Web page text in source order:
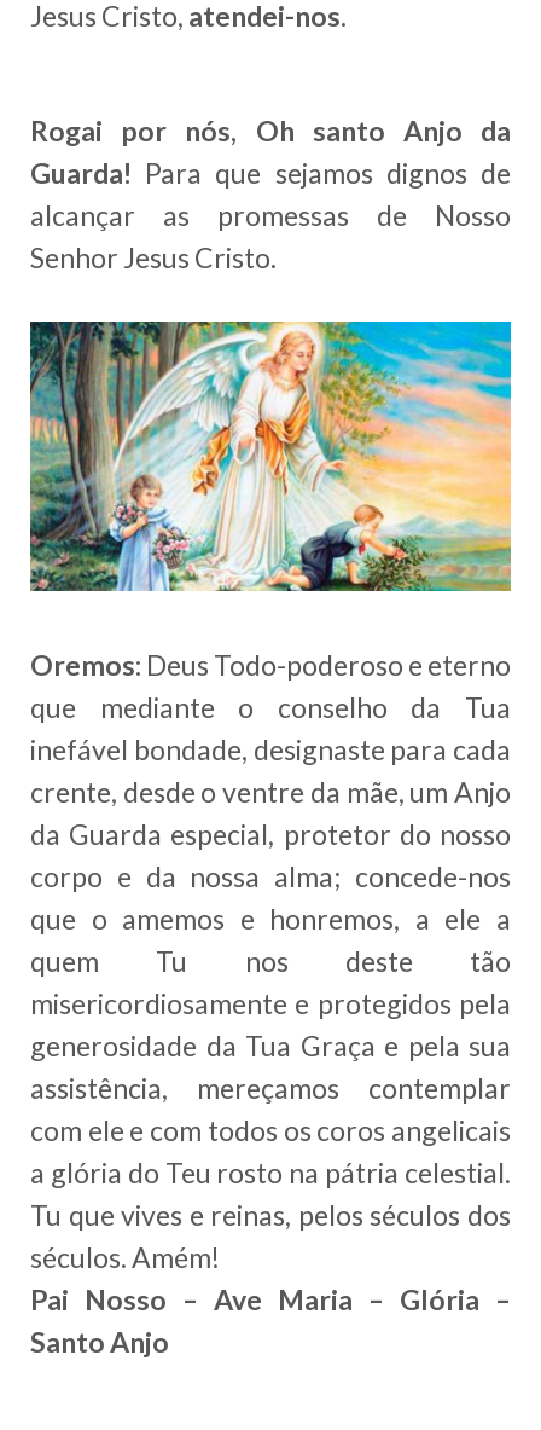
Jesus Cristo, atendei-nos.
Rogai por nós, Oh santo Anjo da
Guarda! Para que sejamos dignos de
alcançar as promessas de Nosso
Senhor Jesus Cristo.
Oremos: Deus Todo-poderoso e eterno
que mediante o conselho da Tua
inefável bondade, designaste para cada
crente, desde o ventre da mãe, um Anjo
da Guarda especial, protetor do nosso
corpo e da nossa alma; concede-nos
que o amemos e honremos, a ele a
quem Tu nos deste tão
misericordiosamente e protegidos pela
generosidade da Tua Graça e pela sua
assistência, mereçamos contemplar
com ele e com todos os coros angelicais
a glória do Teu rosto na pátria celestial.
Tu que vives e reinas, pelos séculos dos
séculos. Amém!
Pai Nosso – Ave Maria – Glória –
Santo Anjo